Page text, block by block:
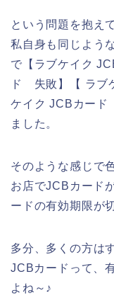
という問題を抱え
私自身も同じよう
で【ラブケイク
ド 失敗】【 ラブ
ケイク JCBカー
ました。
そのような感じで
お店でJCBカード
ードの有効期限が
多分、多くの方は
JCBカードって、
よね～♪